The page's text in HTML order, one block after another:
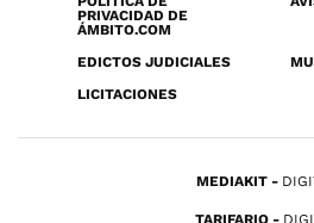
PRIVACIDAD DE
ÁMBITO.COM
EDICTOS JUDICIALES
LICITACIONES
MEDIAKIT
TARIFARIO